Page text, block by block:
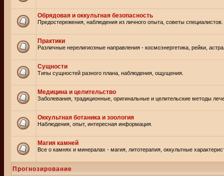
Обрядовая и оккультная безопасность
Предостережения, наблюдения из личного опыта, советы специалистов.
Практики
Различные нерелигиозные направления - космоэнергетика, рейки,
Сущности
Типы сущностей разного плана, наблюдения, ощущения.
Медицина и целительство
Заболевания, традиционные, оригинальные и целительские методы
Оккультная ботаника и зоология
Наблюдения, опыт, интересная информация.
Магия камней
Все о камнях и минералах - магия, литотерапия, оккультные
Прогнозирование